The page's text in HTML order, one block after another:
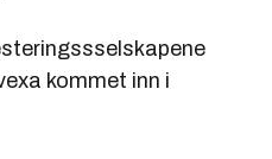
kommet inn i